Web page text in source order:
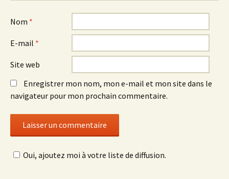
Nom *
E-mail *
Site web
Enregistrer mon nom, mon e-mail et mon site dans le
navigateur pour mon prochain commentaire.
Oui, ajoutez moi à votre liste de diffusion.